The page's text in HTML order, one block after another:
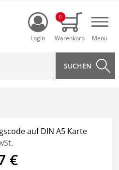
Login
0
auf DIN A5 Karte
€